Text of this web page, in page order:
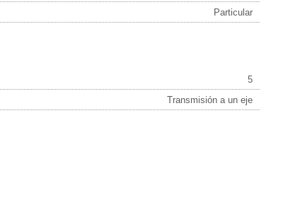
Particular
5
Transmisión a un eje